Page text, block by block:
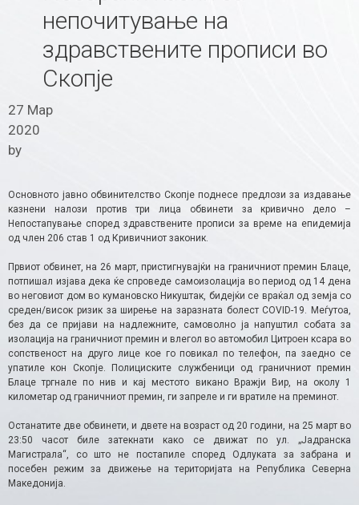
непочитување на
здравствените прописи во
Скопје
27 Мар
2020
by
Основното јавно обвинителство Скопје поднесе предлози за издавање
казнени налози против три лица обвинети за кривично дело –
Непостапување според здравствените прописи за време на епидемија
од член 206 став 1 од Кривичниот законик.
Првиот обвинет, на 26 март, пристигнувајќи на граничниот премин Блаце,
потпишал изјава дека ќе спроведе самоизолација во период од 14 дена
во неговиот дом во кумановско Никуштак, бидејќи се враќал од земја со
среден/висок ризик за ширење на заразната болест COVID-19. Меѓутоа,
без да се пријави на надлежните, самоволно ја напуштил собата за
изолација на граничниот премин и влегол во автомобил Цитроен ксара во
сопственост на друго лице кое го повикал по телефон, па заедно се
упатиле кон Скопје. Полициските службеници од граничниот премин
Блаце тргнале по нив и кај местото викано Вражји Вир, на околу 1
километар од граничниот премин, ги запреле и ги вратиле на преминот.
Останатите две обвинети, и двете на возраст од 20 години, на 25 март во
23:50 часот биле затекнати како се движат по ул. „Јадранска
Магистрала“, со што не постапиле според Одлуката за забрана и
посебен режим за движење на територијата на Република Северна
Македонија.